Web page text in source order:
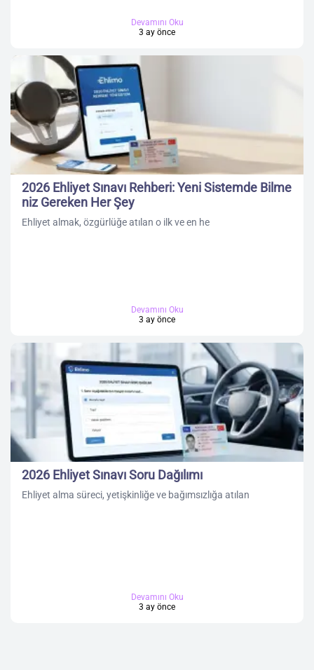
Devamını Oku
3 ay önce
2026 Ehliyet Sınavı Rehberi: Yeni Sistemde Bilme
niz Gereken Her Şey
Ehliyet almak, özgürlüğe atılan o ilk ve en he
Devamını Oku
3 ay önce
2026 Ehliyet Sınavı Soru Dağılımı
Ehliyet alma süreci, yetişkinliğe ve bağımsızlığa atılan
Devamını Oku
3 ay önce